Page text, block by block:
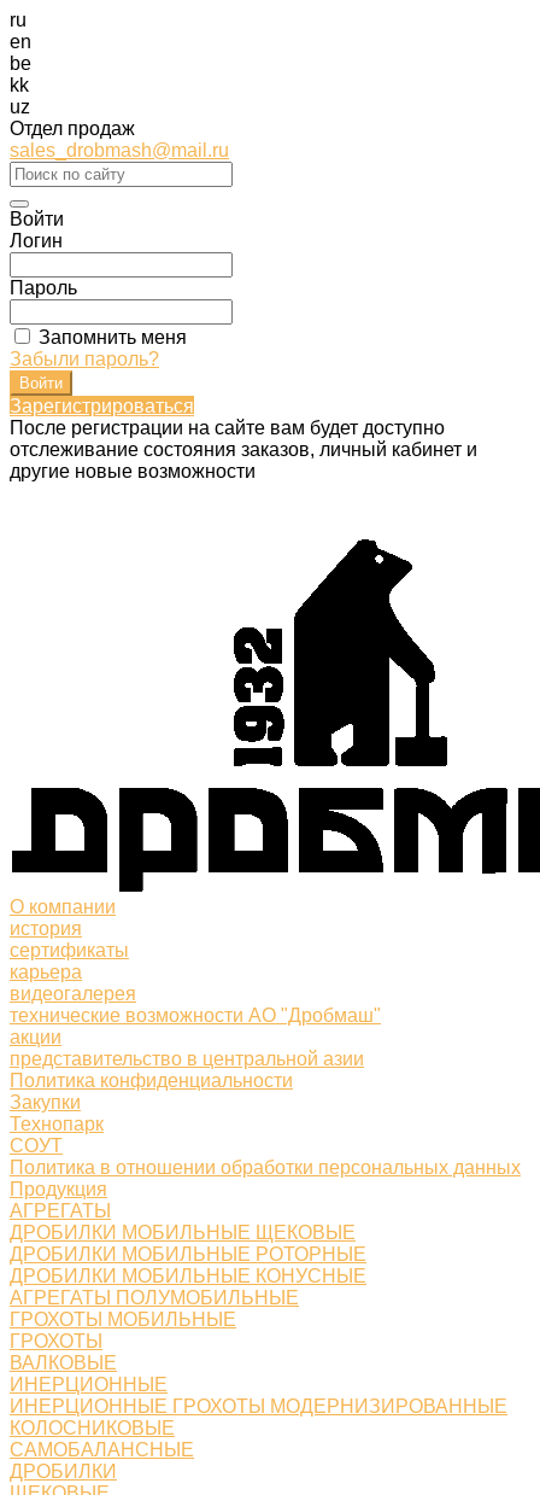
ru
en
be
kk
uz
Отдел продаж
sales_drobmash@mail.ru
Войти
Логин
Пароль
Запомнить меня
Забыли пароль?
Зарегистрироваться
После регистрации на сайте вам будет доступно
отслеживание состояния заказов, личный кабинет и
другие новые возможности
О компании
история
сертификаты
карьера
видеогалерея
технические возможности АО "Дробмаш"
акции
представительство в центральной азии
Политика конфиденциальности
Закупки
Технопарк
СОУТ
Политика в отношении обработки персональных данных
Продукция
АГРЕГАТЫ
ДРОБИЛКИ МОБИЛЬНЫЕ ЩЕКОВЫЕ
ДРОБИЛКИ МОБИЛЬНЫЕ РОТОРНЫЕ
ДРОБИЛКИ МОБИЛЬНЫЕ КОНУСНЫЕ
АГРЕГАТЫ ПОЛУМОБИЛЬНЫЕ
ГРОХОТЫ МОБИЛЬНЫЕ
ГРОХОТЫ
ВАЛКОВЫЕ
ИНЕРЦИОННЫЕ
ИНЕРЦИОННЫЕ ГРОХОТЫ МОДЕРНИЗИРОВАННЫЕ
КОЛОСНИКОВЫЕ
САМОБАЛАНСНЫЕ
ДРОБИЛКИ